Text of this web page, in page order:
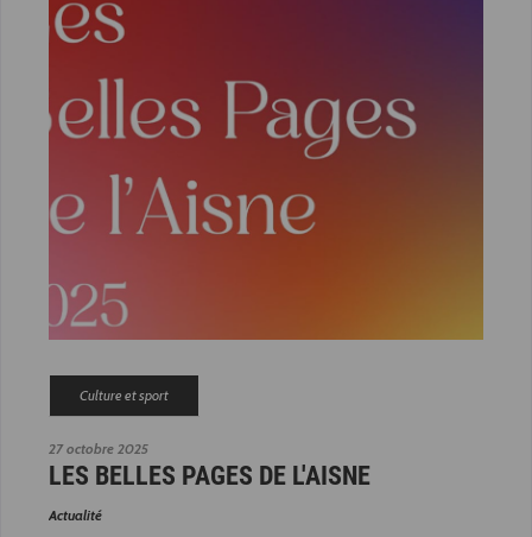
27 octobre 2025
Culture et sport
LES BELLES PAGES DE L'AISNE
Actualité